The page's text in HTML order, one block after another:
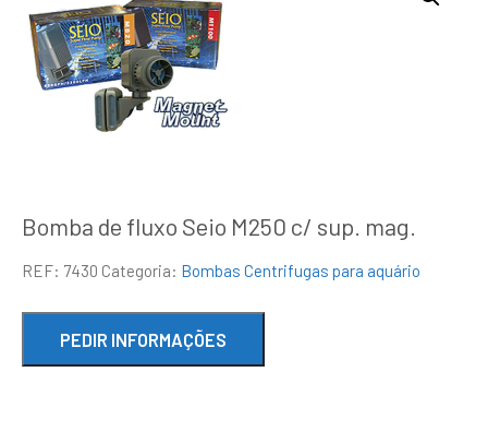
Bomba de fluxo Seio M250 c/ sup. mag.
REF: 7430 Categoria: Bombas Centrifugas para aquário